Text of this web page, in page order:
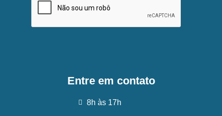
Entre em contato
8h às 17h